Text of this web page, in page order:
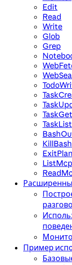
Edit
Read
Write
Glob
Grep
TaskGet
TaskList
KillBash
Пример